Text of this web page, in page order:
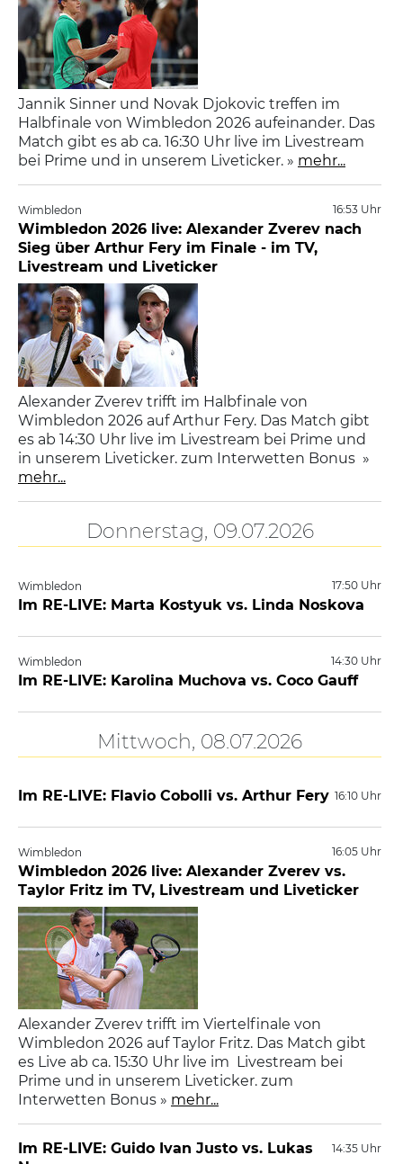
Jannik Sinner und Novak Djokovic treffen im
Halbfinale von Wimbledon 2026 aufeinander. Das
Match gibt es ab ca. 16:30 Uhr live im Livestream
bei Prime und in unserem Liveticker. » mehr...
Wimbledon 16:53 Uhr
Wimbledon 2026 live: Alexander Zverev nach
Sieg über Arthur Fery im Finale - im TV,
Livestream und Liveticker
Alexander Zverev trifft im Halbfinale von
Wimbledon 2026 auf Arthur Fery. Das Match gibt
es ab 14:30 Uhr live im Livestream bei Prime und
in unserem Liveticker. zum Interwetten Bonus »
mehr...
Donnerstag, 09.07.2026
Wimbledon 17:50 Uhr
Im RE-LIVE: Marta Kostyuk vs. Linda Noskova
Wimbledon 14:30 Uhr
Im RE-LIVE: Karolina Muchova vs. Coco Gauff
Mittwoch, 08.07.2026
16:10 Uhr
Im RE-LIVE: Flavio Cobolli vs. Arthur Fery
Wimbledon 16:05 Uhr
Wimbledon 2026 live: Alexander Zverev vs.
Taylor Fritz im TV, Livestream und Liveticker
Alexander Zverev trifft im Viertelfinale von
Wimbledon 2026 auf Taylor Fritz. Das Match gibt
es Live ab ca. 15:30 Uhr live im Livestream bei
Prime und in unserem Liveticker. zum
Interwetten Bonus » mehr...
14:35 Uhr
Im RE-LIVE: Guido Ivan Justo vs. Lukas